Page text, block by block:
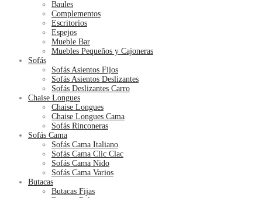
Baules
Complementos
Escritorios
Espejos
Mueble Bar
Muebles Pequeños y Cajoneras
Sofás
Sofás Asientos Fijos
Sofás Asientos Deslizantes
Sofás Deslizantes Carro
Chaise Longues
Chaise Longues
Chaise Longues Cama
Sofás Rinconeras
Sofás Cama
Sofás Cama Italiano
Sofás Cama Clic Clac
Sofás Cama Nido
Sofás Cama Varios
Butacas
Butacas Fijas